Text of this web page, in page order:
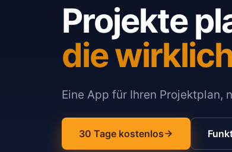
Projekte
die
Eine App für Ihren Projektplan,
30 Tage kostenlos